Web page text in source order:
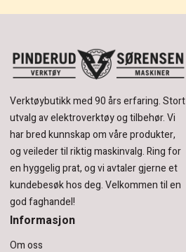
Verktøybutikk med 90 års erfaring.Stort
utvalg av elektroverktøy og tilbehør.Vi
har bred kunnskap om våre produkter,
og veileder til riktig maskinvalg. Ring for
en hyggelig prat, og vi avtaler gjerne et
kundebesøk hos deg.Velkommen til en
god faghandel!
Informasjon
Om oss